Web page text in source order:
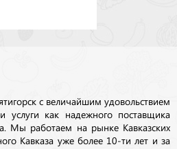
с величайшим удовольствием
услуги как надежного поставщика
Мы работаем на рынке Кавказских
Кавказа уже более 10-ти лет и за